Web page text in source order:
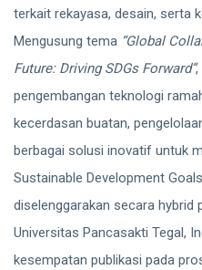
terkait rekayasa, desain, serta
Mengusung tema “Global
Future: Driving SDGs Forward”,
pengembangan teknologi
kecerdasan buatan,
berbagai solusi inovatif untuk
Sustainable Development
diselenggarakan secara hybrid
Universitas Pancasakti Tegal,
kesempatan publikasi pada